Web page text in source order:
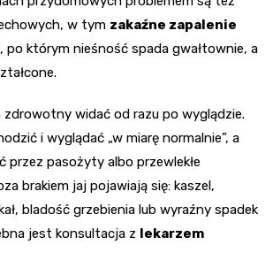
w tym zakaźne zapalenie
, po którym nieśność spada gwałtownie, a
zdrowotny widać od razu po wyglądzie.
i wyglądać „w miarę normalnie”, a
przez pasożyty albo przewlekłe
brakiem jaj pojawiają się: kaszel,
bladość grzebienia lub wyraźny spadek
jest konsultacja z
lekarzem